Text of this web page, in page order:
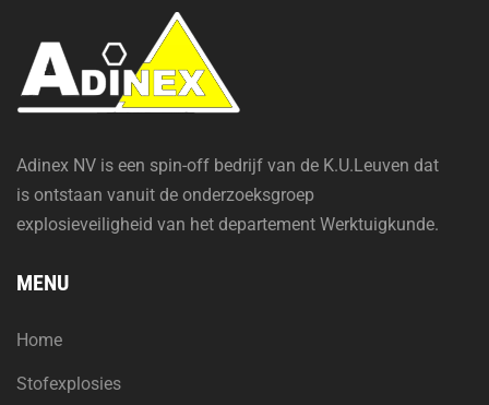
Adinex NV is een spin-off bedrijf van de K.U.Leuven dat
is ontstaan vanuit de onderzoeksgroep
explosieveiligheid van het departement Werktuigkunde.
MENU
Home
Stofexplosies